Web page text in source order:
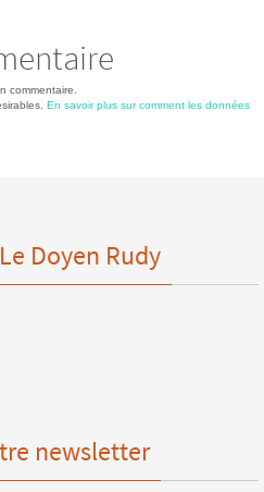
commentaire.
En savoir plus sur comment les données
Doyen Rudy
newsletter